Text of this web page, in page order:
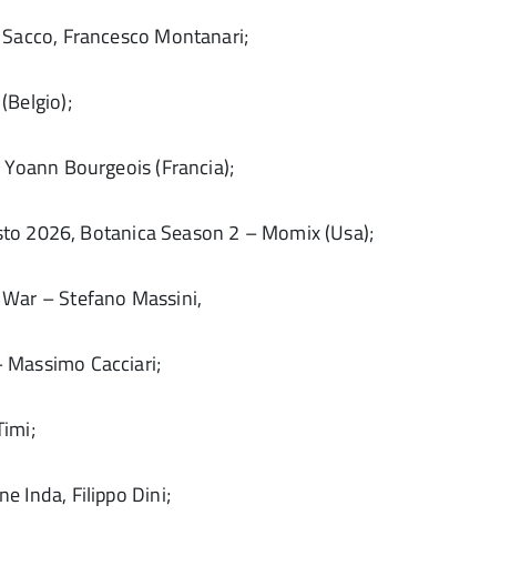
Francesco Montanari;
Bourgeois (Francia);
2026, Botanica Season 2 – Momix (Usa);
– Stefano Massini,
Cacciari;
Inda, Filippo Dini;